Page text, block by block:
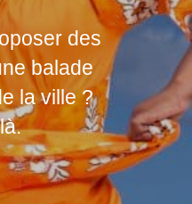
des
balade
la ville ?